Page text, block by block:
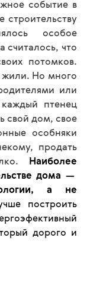
событие в
строительству
особое
считалось, что
потомков.
жили. Но много
или
птенец
свой дом, свое
особняки
продать
Наиболее
дома —
а не
построить
дорого и